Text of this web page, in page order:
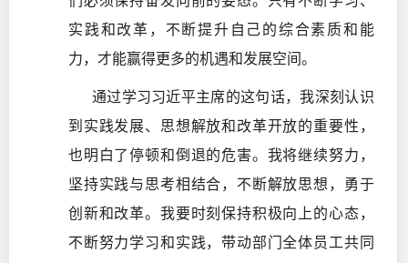
实践和改革，不断提升自己的综合素质和能
力，才能赢得更多的机遇和发展空间。
通过学习习近平主席的这句话，我深刻认识
到实践发展、思想解放和改革开放的重要性，
也明白了停顿和倒退的危害。我将继续努力，
坚持实践与思考相结合，不断解放思想，勇于
创新和改革。我要时刻保持积极向上的心态，
不断努力学习和实践，带动部门全体员工共同